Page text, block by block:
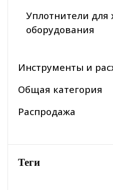
Уплотнители для
оборудования
Инструменты и
Общая категория
Распродажа
Теги